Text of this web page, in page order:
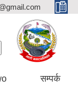
सम्पर्क